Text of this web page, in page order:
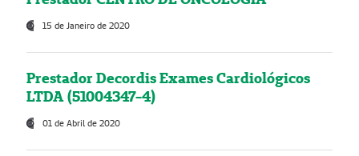
15 de Janeiro de 2020
Prestador Decordis Exames Cardiológicos
LTDA (51004347-4)
01 de Abril de 2020